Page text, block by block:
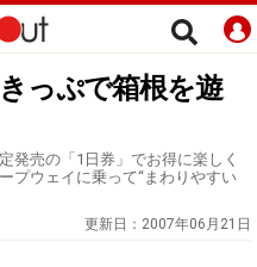
っぷで箱根を遊
発売の「1日券」でお得に楽しく
プウェイに乗って“まわりやすい
更新日： 2007年06月21日